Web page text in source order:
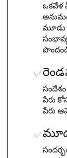
ఒకవేళ
మూడు
పేరు
పేరు